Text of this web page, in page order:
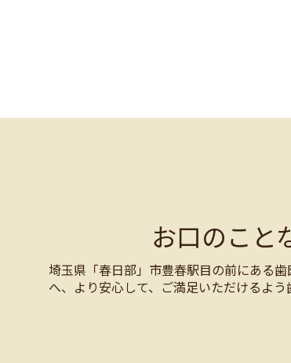
お口のこと
埼玉県「春日部」市豊春駅目の前にある
へ、より安心して、ご満足いただけるよ